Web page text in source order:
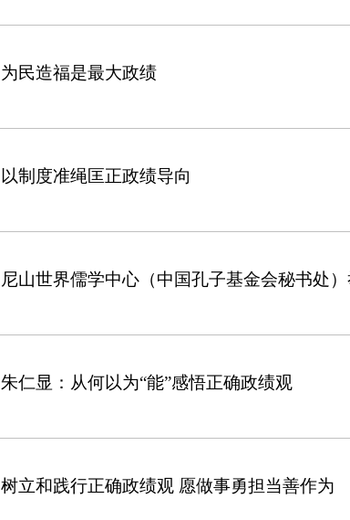
为民造福是最大政绩
以制度准绳匡正政绩导向
尼山世界儒学中心（中国孔子基金会秘书处
朱仁显：从何以为“能”感悟正确政绩观
树立和践行正确政绩观 愿做事勇担当善作为